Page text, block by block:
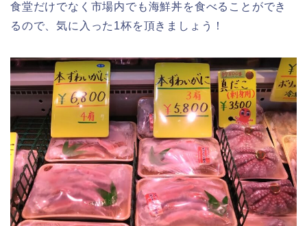
食堂だけでなく市場内でも海鮮丼を食べることができ
るので、気に入った1杯を頂きましょう！